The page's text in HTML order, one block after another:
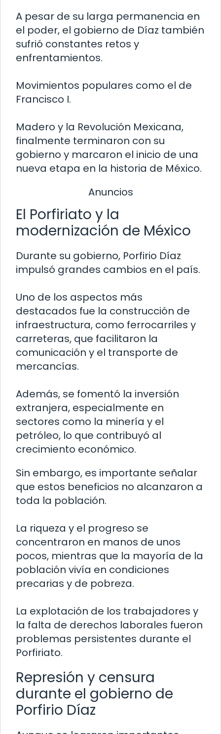
A pesar de su larga permanencia en
el poder, el gobierno de Díaz también
sufrió constantes retos y
enfrentamientos.
Movimientos populares como el de
Francisco I.
Madero y la Revolución Mexicana,
finalmente terminaron con su
gobierno y marcaron el inicio de una
nueva etapa en la historia de México.
Anuncios
El Porfiriato y la
modernización de México
Durante su gobierno, Porfirio Díaz
impulsó grandes cambios en el país.
Uno de los aspectos más
destacados fue la construcción de
infraestructura, como ferrocarriles y
carreteras, que facilitaron la
comunicación y el transporte de
mercancías.
Además, se fomentó la inversión
extranjera, especialmente en
sectores como la minería y el
petróleo, lo que contribuyó al
crecimiento económico.
Sin embargo, es importante señalar
que estos beneficios no alcanzaron a
toda la población.
La riqueza y el progreso se
concentraron en manos de unos
pocos, mientras que la mayoría de la
población vivía en condiciones
precarias y de pobreza.
La explotación de los trabajadores y
la falta de derechos laborales fueron
problemas persistentes durante el
Porfiriato.
Represión y censura
durante el gobierno de
Porfirio Díaz